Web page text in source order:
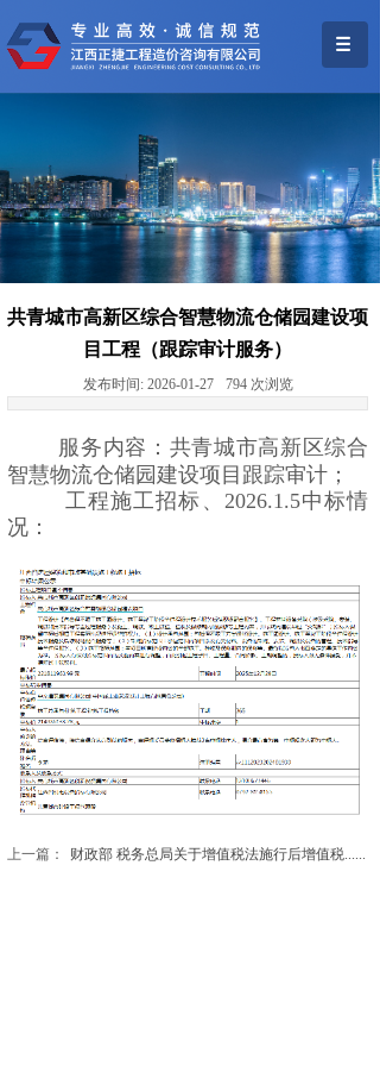
共青城市高新区综合智慧物流仓储园建设项
目工程（跟踪审计服务）
发布时间: 2026-01-27 794 次浏览
服务内容：共青城市高新区综合
智慧物流仓储园建设项目跟踪审计；
工程施工招标、2026.1.5中标情
况：
上一篇：
财政部 税务总局关于增值税法施行后增值税......